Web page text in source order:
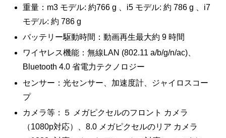
重量：m3 モデル: 約766 g 、i5 モデル: 約 786 g 、i7
モデル: 約 786 g
バッテリー駆動時間：動画再生最大約 9 時間
ワイヤレス機能：無線LAN (802.11 a/b/g/n/ac)、
Bluetooth 4.0 省電力テクノロジー
センサー：光センサー、加速度計、ジャイロスコー
プ
カメラ等：５ メガピクセルのフロント カメラ
（1080p対応）、8.0 メガピクセルのリア カメラ